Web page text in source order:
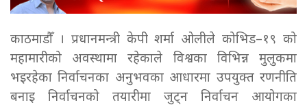
काठमाडौँ । प्रधानमन्त्री केपी शर्मा ओलीले कोभिड–१९ को
महामारीको अवस्थामा रहेकाले विश्वका विभिन्न मुलुकमा
भइरहेका निर्वाचनका अनुभवका आधारमा उपयुक्त रणनीति
बनाइ निर्वाचनको तयारीमा जुट्न निर्वाचन आयोगका